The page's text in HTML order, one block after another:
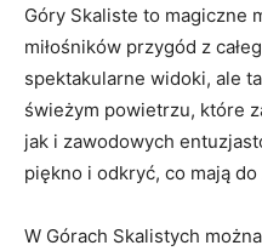
Góry​ Skaliste ⁣to magiczne
miłośników przygód z
spektakularne widoki, ale
świeżym⁤ powietrzu, które
jak⁣ i zawodowych
piękno i⁣ odkryć, co mają⁣
W Górach Skalistych